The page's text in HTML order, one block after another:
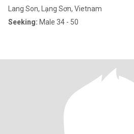
Lang Son, Lạng Sơn, Vietnam
Seeking: Male 34 - 50